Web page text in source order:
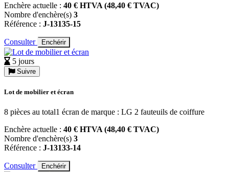
Enchère actuelle : 40 € HTVA (48,40 € TVAC)
Nombre d'enchère(s) 3
Référence : J-13135-15
Consulter Enchérir
5 jours
Suivre
Lot de mobilier et écran
8 pièces au total1 écran de marque : LG 2 fauteuils de coiffure
Enchère actuelle : 40 € HTVA (48,40 € TVAC)
Nombre d'enchère(s) 3
Référence : J-13133-14
Consulter Enchérir